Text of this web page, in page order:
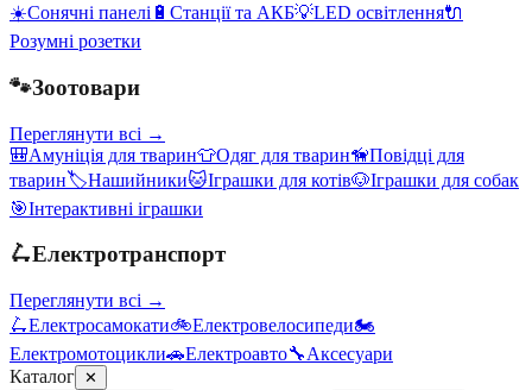
☀️Сонячні панелі 🔋 Станції та АКБ💡LED освітлення🔌
Розумні розетки
🐾Зоотовари
Переглянути всі →
🎒Амуніція для тварин👕Одяг для тварин🦮Повідці для
тварин🏷️Нашийники🐱Іграшки для котів🐶Іграшки для собак
🎯Інтерактивні іграшки
🛴Електротранспорт
Переглянути всі →
🛴Електросамокати🚲Електровелосипеди🏍️
Електромотоцикли🚗Електроавто🔧Аксесуари
Каталог ✕